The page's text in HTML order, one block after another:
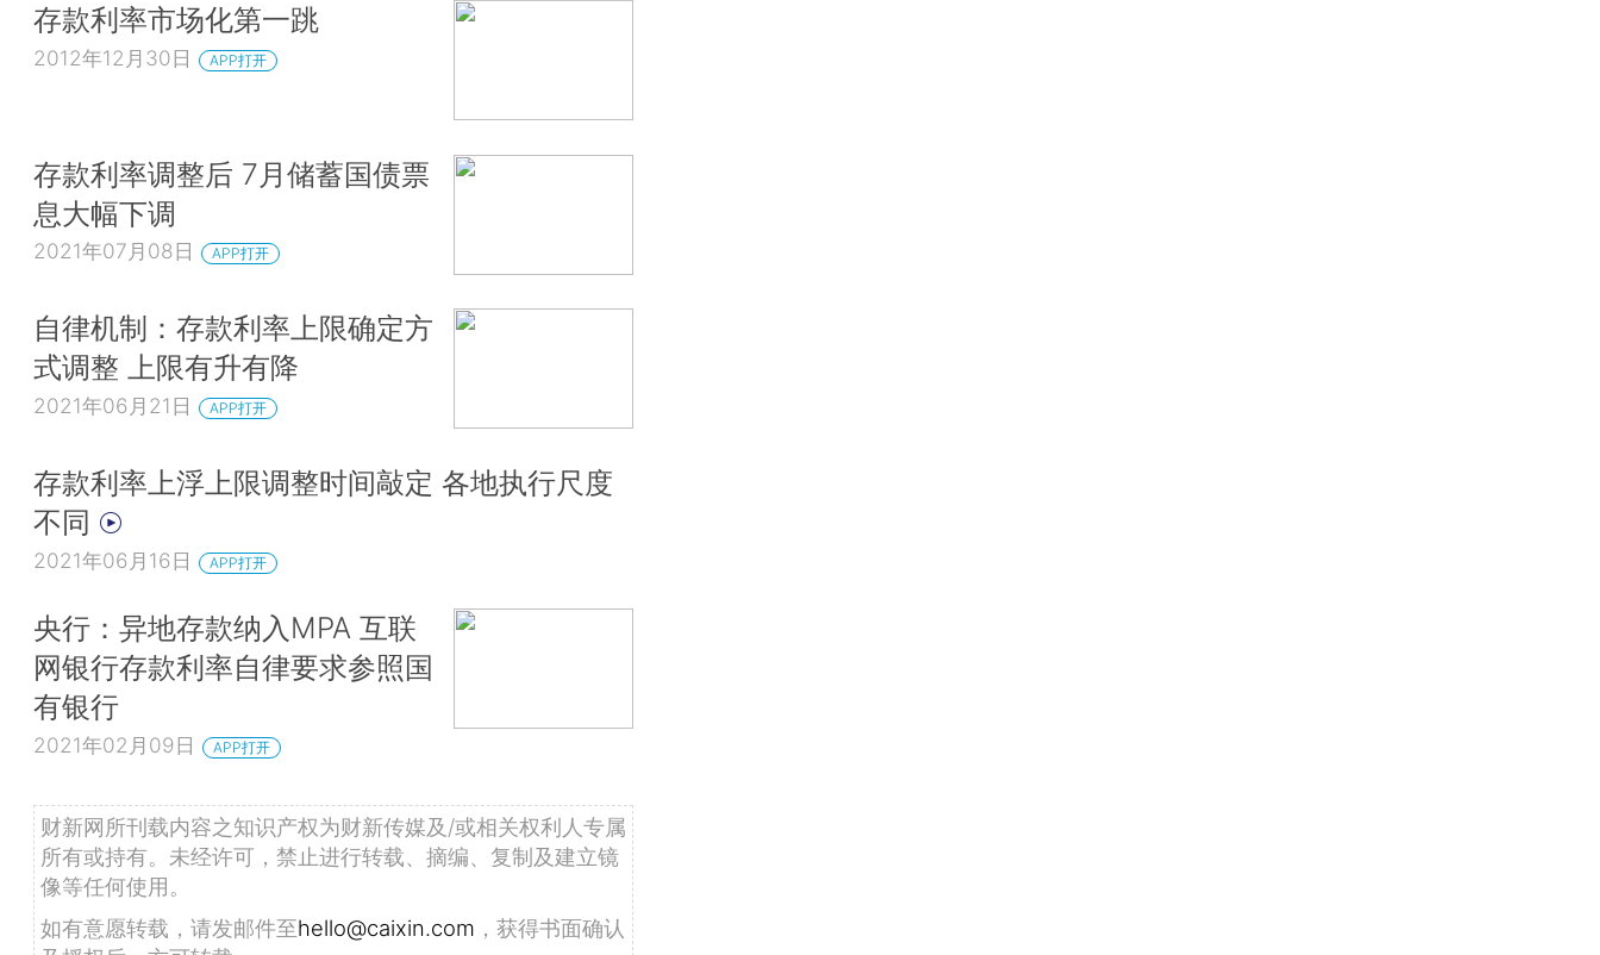
存款利率市场化第一跳
2012年12月30日 APP打开
存款利率调整后 7月储蓄国债票
息大幅下调
2021年07月08日 APP打开
自律机制：存款利率上限确定方
式调整 上限有升有降
2021年06月21日 APP打开
存款利率上浮上限调整时间敲定 各地执行尺度
不同
2021年06月16日 APP打开
央行：异地存款纳入MPA 互联
网银行存款利率自律要求参照国
有银行
2021年02月09日 APP打开
财新网所刊载内容之知识产权为财新传媒及/或相关权利人专属
所有或持有。未经许可，禁止进行转载、摘编、复制及建立镜
像等任何使用。
如有意愿转载，请发邮件至hello@caixin.com ，获得书面确认